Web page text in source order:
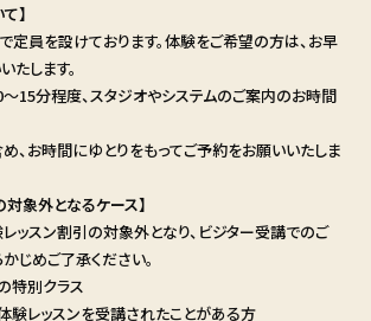
】
定員を設けております。体験をご希望の方は、お早
たします。
15分程度、スタジオやシステムのご案内のお時間
、お時間にゆとりをもってご予約をお願いいたしま
対象外となるケース】
ッスン割引の対象外となり、ビジター受講でのご
じめご了承ください。
特別クラス
験レッスンを受講されたことがある方